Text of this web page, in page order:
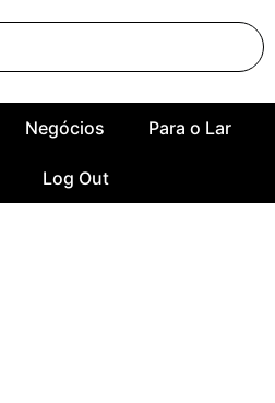
Negócios Para o Lar
Log Out